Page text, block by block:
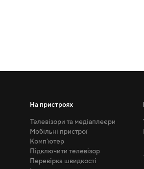
На пристроях
Телевізори та медіаплеєри
Мобільні пристрої
Комп'ютер
Підключити телевізор
Перевірка швидкості